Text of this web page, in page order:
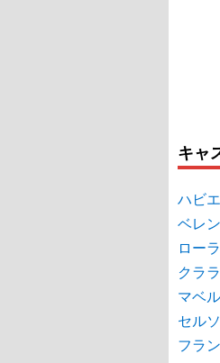
キャ
ハビ
ベレ
ロー
クラ
マベ
セル
フラ